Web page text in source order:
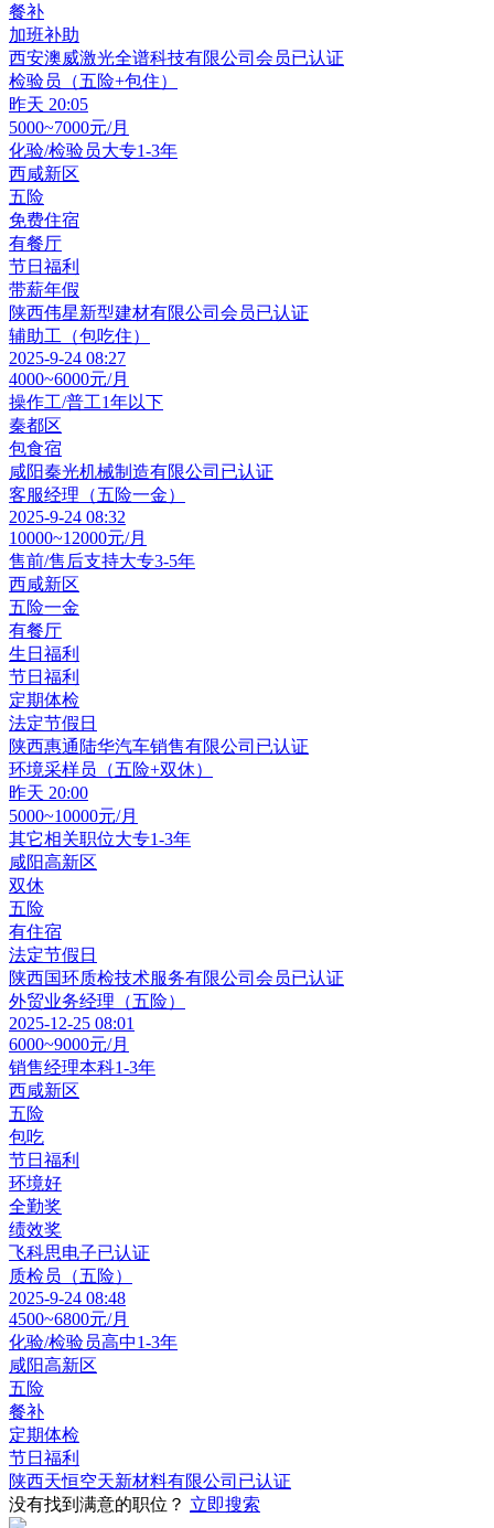
餐补
加班补助
西安澳威激光全谱科技有限公司 会员已认证
检验员（五险+包住）
昨天 20:05
5000~7000元/月
化验/检验员大专1-3年
西咸新区
五险
免费住宿
有餐厅
节日福利
带薪年假
陕西伟星新型建材有限公司 会员已认证
辅助工（包吃住）
2025-9-24 08:27
4000~6000元/月
操作工/普工1年以下
秦都区
包食宿
咸阳秦光机械制造有限公司 已认证
客服经理（五险一金）
2025-9-24 08:32
10000~12000元/月
售前/售后支持大专3-5年
西咸新区
五险一金
有餐厅
生日福利
节日福利
定期体检
法定节假日
陕西惠通陆华汽车销售有限公司 已认证
环境采样员（五险+双休）
昨天 20:00
5000~10000元/月
其它相关职位大专1-3年
咸阳高新区
双休
五险
有住宿
法定节假日
陕西国环质检技术服务有限公司 会员已认证
外贸业务经理（五险）
2025-12-25 08:01
6000~9000元/月
销售经理本科1-3年
西咸新区
五险
包吃
节日福利
环境好
全勤奖
绩效奖
飞科思电子已认证
质检员（五险）
2025-9-24 08:48
4500~6800元/月
化验/检验员高中1-3年
咸阳高新区
五险
餐补
定期体检
节日福利
陕西天恒空天新材料有限公司 已认证
没有找到满意的职位？ 立即搜索